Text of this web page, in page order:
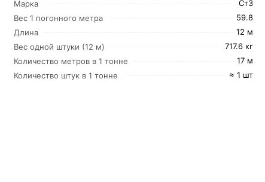
Марка
Ст3
Вес 1 погонного метра
59.8
Длина
12 м
Вес одной штуки (12 м)
717.6 кг
Количество метров в 1 тонне
17 м
Количество штук в 1 тонне
≈ 1 шт